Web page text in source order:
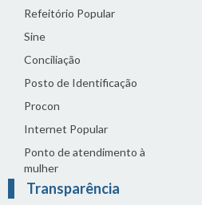
Refeitório Popular
Sine
Conciliação
Posto de Identificação
Procon
Internet Popular
Ponto de atendimento à
mulher
Transparência